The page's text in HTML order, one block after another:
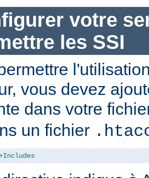
votre
les SSI
vous devez
dans votre
un fichier